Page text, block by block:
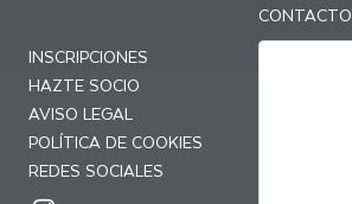
INSCRIPCIONES
HAZTE SOCIO
AVISO LEGAL
POLÍTICA DE COOKIES
REDES SOCIALES
CONTACTO